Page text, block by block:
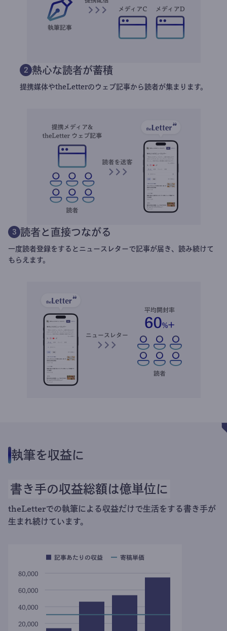
2 熱心な読者が蓄積
提携媒体やtheLetterのウェブ記事から読者が集まります。
3 読者と直接つながる
一度読者登録をするとニュースレターで記事が届き、読み続けて
もらえます。
執筆を収益に
書き手の収益総額は億単位に
theLetterでの執筆による収益だけで生活をする書き手が
生まれ続けています。